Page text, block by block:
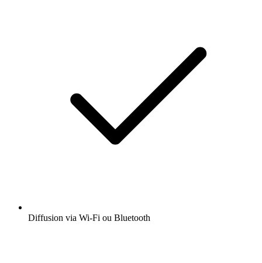
Diffusion via Wi-Fi ou Bluetooth